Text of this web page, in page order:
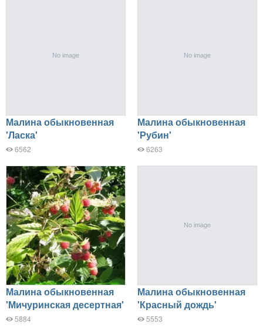
Малина обыкновенная
'Ласка'
6562
Малина обыкновенная
'Рубин'
6263
Малина обыкновенная
'Мичуринская десертная'
5884
Малина обыкновенная
'Красный дождь'
5553